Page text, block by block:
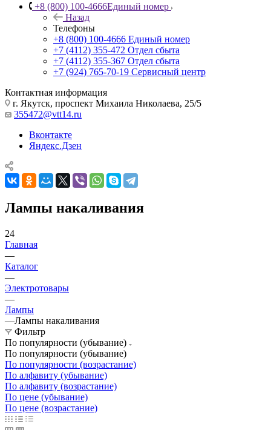
+8 (800) 100-4666Единый номер
Назад
Телефоны
+8 (800) 100-4666 Единый номер
+7 (4112) 355-472 Отдел сбыта
+7 (4112) 355-367 Отдел сбыта
+7 (924) 765-70-19 Сервисный центр
Контактная информация
г. Якутск, проспект Михаила Николаева, 25/5
355472@vtt14.ru
Вконтакте
Яндекс.Дзен
Лампы накаливания
24
Главная
—
Каталог
—
Электротовары
—
Лампы
—Лампы накаливания
Фильтр
По популярности (убывание)
По популярности (убывание)
По популярности (возрастание)
По алфавиту (убывание)
По алфавиту (возрастание)
По цене (убывание)
По цене (возрастание)